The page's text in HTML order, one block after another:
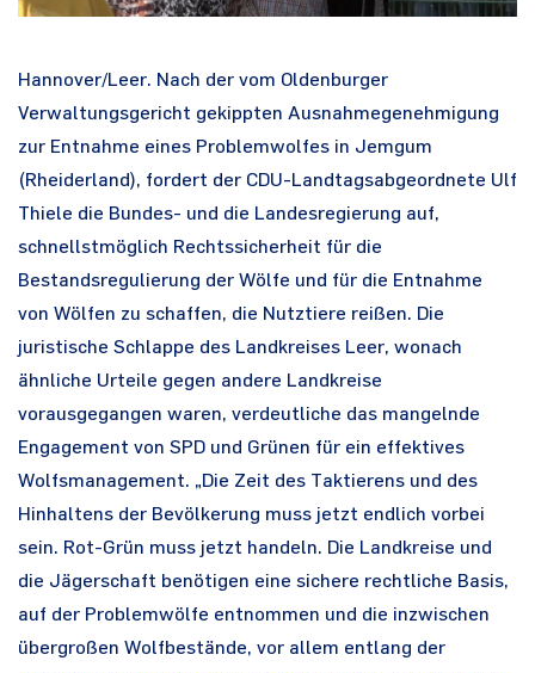
Hannover/Leer. Nach der vom Oldenburger
Verwaltungsgericht gekippten Ausnahmegenehmigung
zur Entnahme eines Problemwolfes in Jemgum
(Rheiderland), fordert der CDU-Landtagsabgeordnete Ulf
Thiele die Bundes- und die Landesregierung auf,
schnellstmöglich Rechtssicherheit für die
Bestandsregulierung der Wölfe und für die Entnahme
von Wölfen zu schaffen, die Nutztiere reißen. Die
juristische Schlappe des Landkreises Leer, wonach
ähnliche Urteile gegen andere Landkreise
vorausgegangen waren, verdeutliche das mangelnde
Engagement von SPD und Grünen für ein effektives
Wolfsmanagement. „Die Zeit des Taktierens und des
Hinhaltens der Bevölkerung muss jetzt endlich vorbei
sein. Rot-Grün muss jetzt handeln. Die Landkreise und
die Jägerschaft benötigen eine sichere rechtliche Basis,
auf der Problemwölfe entnommen und die inzwischen
übergroßen Wolfbestände, vor allem entlang der